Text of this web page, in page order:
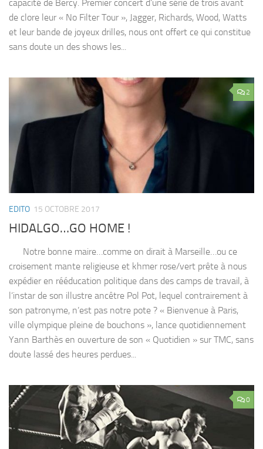
capacité de Bercy. Premier concert d’une série de trois avant
de clore leur « No Filter Tour », Jagger, Richards, Wood, Watts
et leur bande de joyeux drilles, nous ont offert ce qui constitue
sans doute un des shows les...
2
EDITO 15 OCTOBRE 2017
HIDALGO…GO HOME !
Notre bonne maire…comme on dirait à Marseille…ou ce
croisement mante religieuse et khmer rose/vert prête à nous
expédier en rééducation politique dans des camps de travail, à
l’instar de son illustre ancêtre Pol Pot, lequel contrairement à
son patronyme, n’est pas notre pote ? « Bienvenue à Paris,
ville olympique pleine de bouchons », lance quotidiennement
Yann Barthès en ouverture de son « Quotidien » sur TMC, sans
doute lassé des heures perdues...
0